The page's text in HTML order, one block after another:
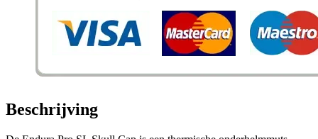
Beschrijving